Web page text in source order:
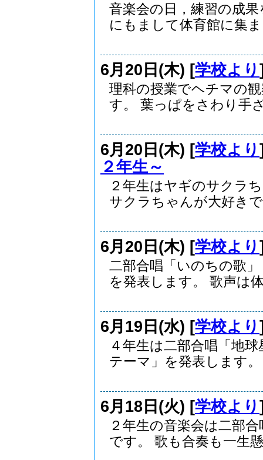
音楽会の日，練習の成
にもまして体育館に集
6月20日(木) [学校より
理科の授業でヘチマの
す。 葉っぱをさわり手
6月20日(木) [学校より
２年生～
２年生はヤギのサクラ
サクラちゃんが大好き
6月20日(木) [学校より
二部合唱「いのちの歌
を発表します。 歌声は
6月19日(水) [学校より
４年生は二部合唱「地
テーマ」を発表します。
6月18日(火) [学校より
２年生の音楽会は二部
です。 歌も合奏も一生